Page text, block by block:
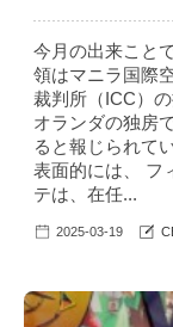
今月の出来こと
領はマニラ国際
裁判所（ICC）
オランダの独房
ると報じられて
表面的には、 フ
テは、在任...
2025-03-19